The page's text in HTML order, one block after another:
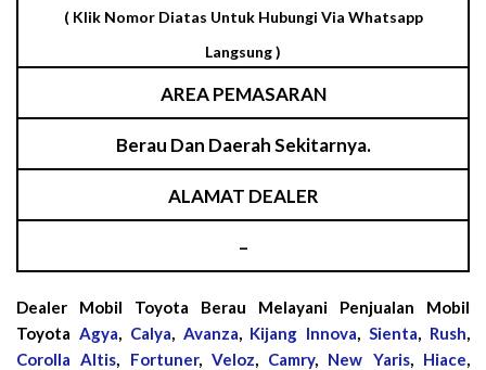
( Klik Nomor Diatas Untuk Hubungi Via Whatsapp
Langsung )
AREA PEMASARAN
Berau Dan Daerah Sekitarnya.
ALAMAT DEALER
–
Dealer Mobil Toyota Berau Melayani Penjualan Mobil
Toyota Agya Calya Avanza Kijang Innova Sienta Rush
Corolla Altis
Fortuner, Veloz Camry, New Yaris, Hiace